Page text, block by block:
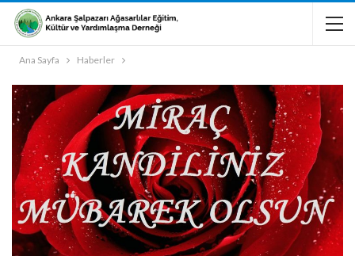
Ana Sayfa Haberler